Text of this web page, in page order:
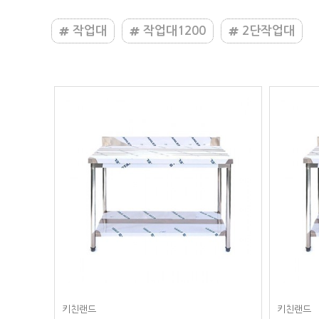
작업대 작업대1200 2단작업대
키친랜드 키친랜드